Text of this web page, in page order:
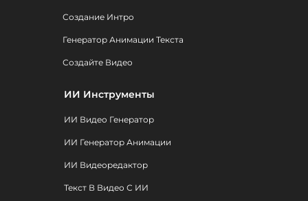
Создание Интро
Генератор Анимации Текста
Создайте Видео
ИИ Инструменты
ИИ Видео Генератор
ИИ Генератор Анимации
ИИ Видеоредактор
Текст В Видео С ИИ